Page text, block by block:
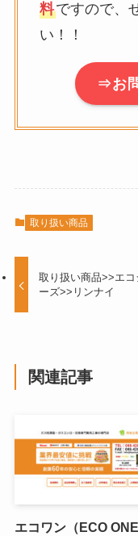
料ですので、
い！！
⇒お
取り扱い商品
取り扱い商品>>エコ
ーズ>>リンナイ
関連記事
エコワン（ECO